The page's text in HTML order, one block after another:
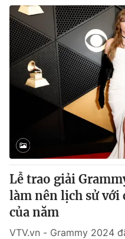
Lễ trao giải
làm nên lịch sử với
của năm
VTV.vn - Grammy 2024